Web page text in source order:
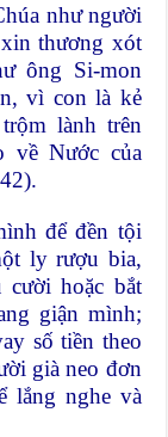
như người
thương xót
ông Si-mon
vì con là kẻ
lành trên
về Nước của
để đền tội
ly rượu bia,
hoặc bắt
giận mình;
số tiền theo
già neo đơn
lắng nghe và